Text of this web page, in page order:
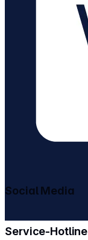
Service-Hotline
Social Media